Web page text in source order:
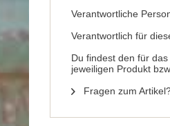
Verantwortliche
Verantwortlich für
Du findest den für
jeweiligen Produkt
Fragen zum